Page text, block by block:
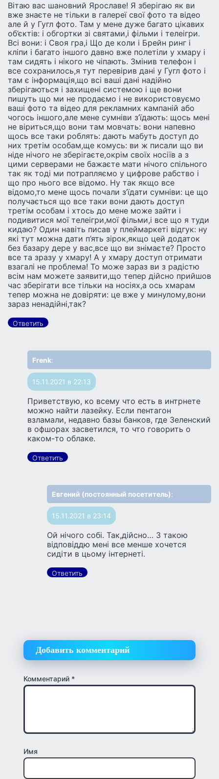
Вітаю вас шановний Ярославе! Я зберігаю як ви
вже знаєте не тільки в галереї свої фото та відео
але й у Гугл фото. Там у мене дуже багато цікавих
об’єктів: і обгортки зі святами,і фільми і телеігри.
Всі вони: і Своя гра,і Що де коли і Брейн ринг і
кліпи і багато іншого давно вже полетіли у хмару і
там сидять і нікого не чіпають. Змінив телефон і
все сохранилось,я тут перевірив дані у Гугл фото і
там є інформація,що всі ваші дані надійно
зберігаються і захищені системою і ще вони
пишуть що ми не продаємо і не використовуємо
ваші фото та відео для рекламних кампаній або
чогось іншого,але мене сумніви з’їдають: щось мені
не віриться,що вони там мовчать: вони напевно
щось все таки роблять: дають мабуть доступ до
них третім особам,ще комусь: ви ж писали що ви
ніде нічого не зберігаєте,окрім своїх носіїв а з
цими серверами не бажаєте мати нічого спільного
так як тоді ми потрапляємо у цифрове рабство і
що про нього все відомо. Ну так якщо все
відомо,то мене щось почали з’їдати сумніви: це що
получається що все таки вони дають доступ
третім особам і хтось до мене може зайти і
подивитися мої телеігри,мої фільми,і все що я туди
кидаю? Один навіть писав у плеймаркеті відгук: ну
які тут можна дати п’ять зірок,якщо цей додаток
без базару дере у вас,все що ви знімаєте? Просто
все та зразу у хмару! А у хмару доступ отримати
взагалі не проблема! То може зараз ви з радістю
всім нам можете заявити,що тепер дійсно прийшов
час зберігати все тільки на носіях,а ось хмарам
тепер можна не довіряти: це вже у минулому,вони
зараз ненадійні,так?
Ответить
Frenk:
15.11.2021 в 22:13
Приветствую, ко всему что есть в интрнете
можно найти лазейку. Если пентагон
взламали, недавно базы банков, где Зеленский
в офшорах засветился, то что говорить о
каком-то облаке.
Ответить
Евгений (постоянный посетитель):
15.11.2021 в 23:14
Ой нiчого собi. Так,дiйсно… З такою
вiдповiддю менi все менше хочется
сидiти в цьому iнтернетi.
Ответить
Добавить комментарий
Комментарий *
Имя